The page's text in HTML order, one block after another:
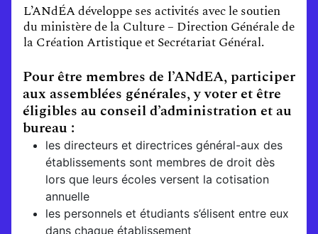
L’ANdÉA développe ses activités avec le soutien
du ministère de la Culture – Direction Générale de
la Création Artistique et Secrétariat Général.
Pour être membres de l’ANdEA, participer
aux assemblées générales, y voter et être
éligibles au conseil d’administration et au
bureau :
les directeurs et directrices général-aux des
établissements sont membres de droit dès
lors que leurs écoles versent la cotisation
annuelle
les personnels et étudiants s’élisent entre eux
dans chaque établissement